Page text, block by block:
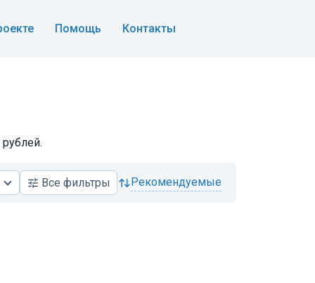
Помощь Контакты
Все фильтры рекомендуемые